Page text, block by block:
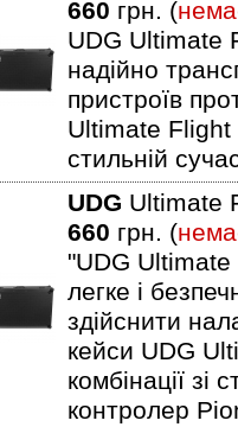
660 грн. (
UDG Ultimate
надійно
пристроїв
Ultimate Flight
стильній
UDG Ultimate
660 грн. (
"UDG
легке і
здійснити
кейси UDG
комбінації
контролер